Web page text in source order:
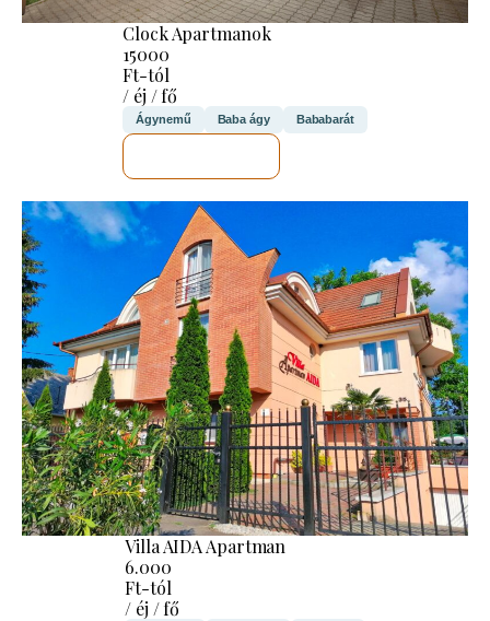
Clock Apartmanok
15000
Ft-tól
/ éj / fő
Ágynemű Baba ágy Bababarát
Villa AIDA Apartman
6.000
Ft-tól
/ éj / fő